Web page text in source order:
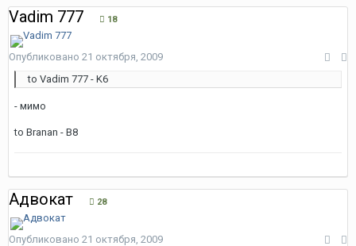
Vadim 777 18
Опубликовано 21 октября, 2009
to Vadim 777 - K6
- мимо
to Branan - В8
Адвокат 28
Опубликовано 21 октября, 2009